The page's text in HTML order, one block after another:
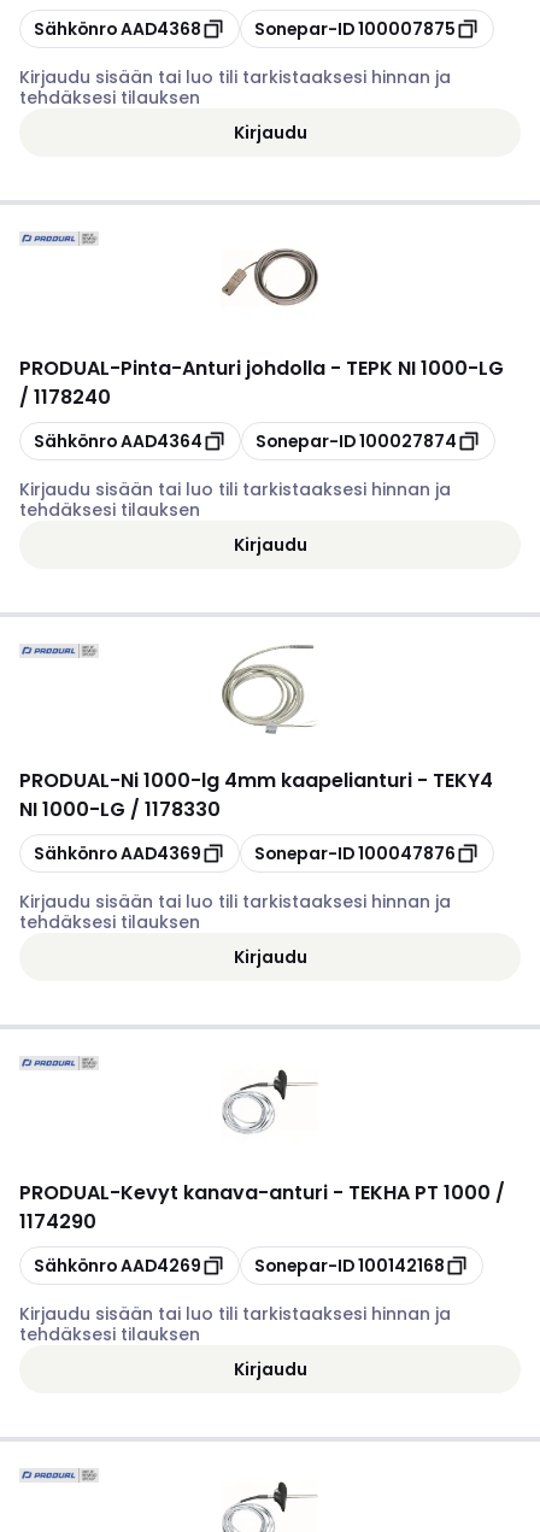
Kopioi
SähkönroAAD4368 Kopioi
Sonepar-ID100007875
Kirjaudu sisään tai luo tili tarkistaaksesi hinnan ja
tehdäksesi tilauksen
Kirjaudu
PRODUAL-Pinta-Anturi johdolla - TEPK NI 1000-LG
/ 1178240
Kopioi
SähkönroAAD4364 Kopioi
Sonepar-ID100027874
Kirjaudu sisään tai luo tili tarkistaaksesi hinnan ja
tehdäksesi tilauksen
Kirjaudu
PRODUAL-Ni 1000-lg 4mm kaapelianturi - TEKY4
NI 1000-LG / 1178330
Kopioi
SähkönroAAD4369 Kopioi
Sonepar-ID100047876
Kirjaudu sisään tai luo tili tarkistaaksesi hinnan ja
tehdäksesi tilauksen
Kirjaudu
PRODUAL-Kevyt kanava-anturi - TEKHA PT 1000 /
1174290
Kopioi
SähkönroAAD4269 Kopioi
Sonepar-ID100142168
Kirjaudu sisään tai luo tili tarkistaaksesi hinnan ja
tehdäksesi tilauksen
Kirjaudu